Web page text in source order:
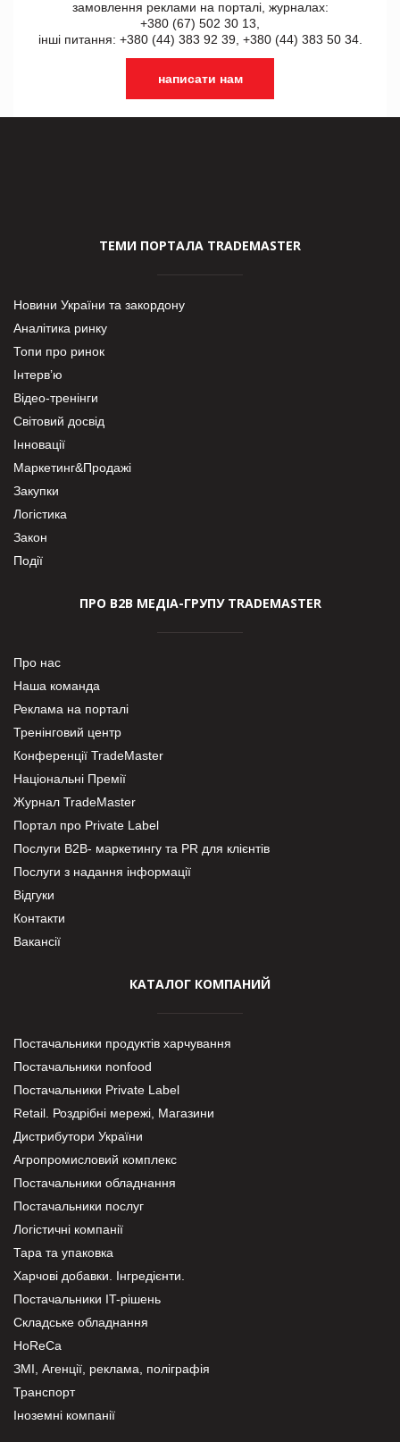
замовлення реклами на порталі, журналах:
+380 (67) 502 30 13,
інші питання: +380 (44) 383 92 39, +380 (44) 383 50 34.
написати нам
ТЕМИ ПОРТАЛА TRADEMASTER
Новини України та закордону
Аналітика ринку
Топи про ринок
Інтерв’ю
Відео-тренінги
Світовий досвід
Інновації
Маркетинг&Продажі
Закупки
Логістика
Закон
Події
ПРО В2В МЕДІА-ГРУПУ TRADEMASTER
Про нас
Наша команда
Реклама на порталі
Тренінговий центр
Конференції TradeMaster
Національні Премії
Журнал TradeMaster
Портал про Private Label
Послуги В2В- маркетингу та PR для клієнтів
Послуги з надання інформації
Відгуки
Контакти
Вакансії
КАТАЛОГ КОМПАНИЙ
Постачальники продуктів харчування
Постачальники nonfood
Постачальники Private Label
Retail. Роздрібні мережі, Магазини
Дистрибутори України
Агропромисловий комплекс
Постачальники обладнання
Постачальники послуг
Логістичні компанії
Тара та упаковка
Харчові добавки. Інгредієнти.
Постачальники IT-рішень
Складське обладнання
HoReCa
ЗМІ, Агенції, реклама, поліграфія
Транспорт
Іноземні компанії